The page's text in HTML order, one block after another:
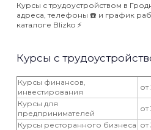
Курсы с трудоустройством в
адреса, телефоны ☎️ и график
каталоге Blizko ⚡️
Курсы с
Курсы финансов,
инвестирования
Курсы для
предпринимателей
Курсы ресторанного бизнеса